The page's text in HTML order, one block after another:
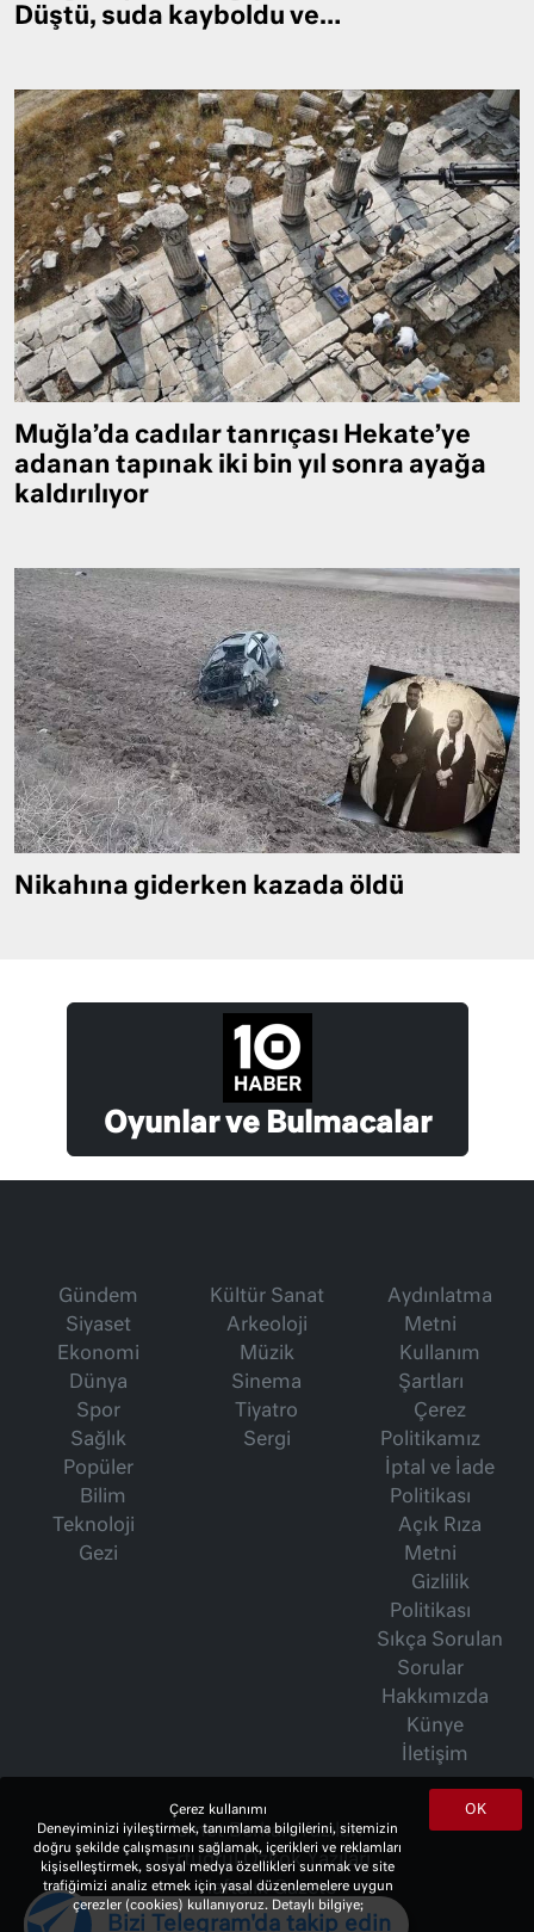
Düştü, suda kayboldu ve…
Muğla’da cadılar tanrıçası Hekate’ye
adanan tapınak iki bin yıl sonra ayağa
kaldırılıyor
Nikahına giderken kazada öldü
Oyunlar ve Bulmacalar
Gündem
Siyaset
Ekonomi
Dünya
Spor
Sağlık
Popüler
Bilim
Teknoloji
Gezi
Kültür Sanat
Arkeoloji
Müzik
Sinema
Tiyatro
Sergi
Aydınlatma
Metni
Kullanım
Şartları
Çerez
Politikamız
İptal ve İade
Politikası
Açık Rıza
Metni
Gizlilik
Politikası
Sıkça Sorulan
Sorular
Hakkımızda
Künye
İletişim
İsmet Berkan Yazıları
Ertuğrul Özkök Yazıları
Haftalık Gazete
OK
Çerez kullanımı
Deneyiminizi iyileştirmek, tanımlama bilgilerini, sitemizin
doğru şekilde çalışmasını sağlamak, içerikleri ve reklamları
kişiselleştirmek, sosyal medya özellikleri sunmak ve site
trafiğimizi analiz etmek için yasal düzenlemelere uygun
çerezler (cookies) kullanıyoruz. Detaylı bilgiye;
Bizi Telegram'da takip edin